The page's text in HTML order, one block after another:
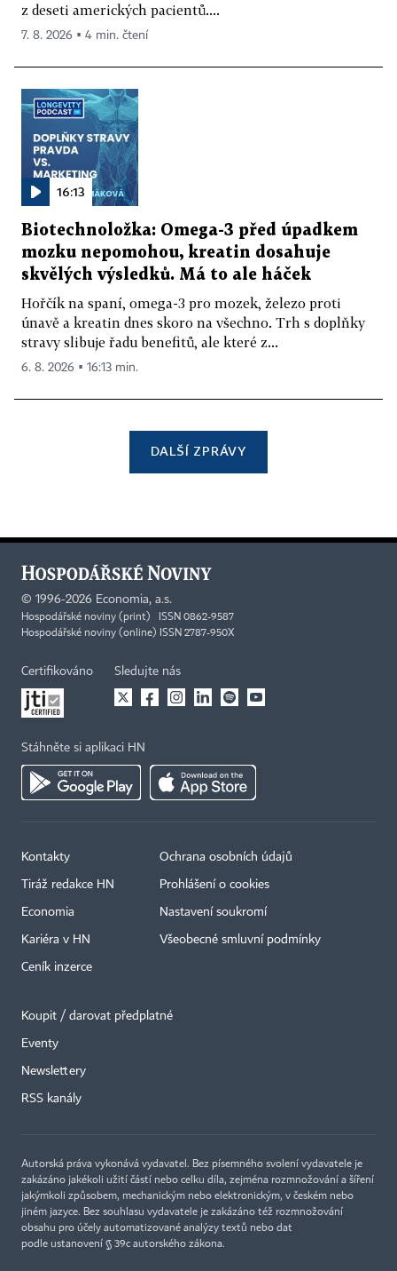
z deseti amerických pacientů....
7. 8. 2026 ▪ 4 min. čtení
16:13
Biotechnoložka: Omega-3 před úpadkem
mozku nepomohou, kreatin dosahuje
skvělých výsledků. Má to ale háček
Hořčík na spaní, omega-3 pro mozek, železo proti
únavě a kreatin dnes skoro na všechno. Trh s doplňky
stravy slibuje řadu benefitů, ale které z...
6. 8. 2026 ▪ 16:13 min.
DALŠÍ ZPRÁVY
© 1996-2026 Economia, a.s.
Hospodářské noviny (print) ISSN 0862-9587
Hospodářské noviny (online) ISSN 2787-950X
Certifikováno Sledujte nás
Stáhněte si aplikaci HN
Kontakty
Tiráž redakce HN
Economia
Kariéra v HN
Ceník inzerce
Ochrana osobních údajů
Prohlášení o cookies
Nastavení soukromí
Všeobecné smluvní podmínky
Koupit / darovat předplatné
Eventy
Newslettery
RSS kanály
Autorská práva vykonává vydavatel. Bez písemného svolení vydavatele je
zakázáno jakékoli užití částí nebo celku díla, zejména rozmnožování a šíření
jakýmkoli způsobem, mechanickým nebo elektronickým, v českém nebo
jiném jazyce. Bez souhlasu vydavatele je zakázáno též rozmnožování
obsahu pro účely automatizované analýzy textů nebo dat
podle ustanovení § 39c autorského zákona.